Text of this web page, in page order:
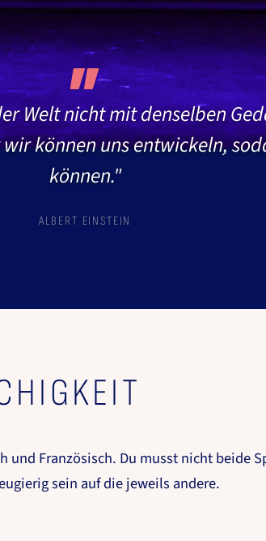
Welt nicht mit denselben
können uns entwickeln,
können."
ALBERT EINSTEIN
und Französisch. Du musst nicht beide
sein auf die jeweils andere.